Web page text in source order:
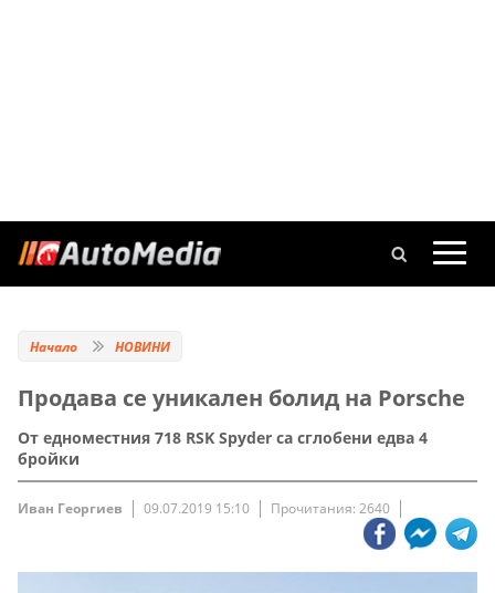
Начало НОВИНИ
Продава се уникален болид на Porsche
От едноместния 718 RSK Spyder са сглобени едва 4
бройки
Иван Георгиев 09.07.2019 15:10 Прочитания: 2640